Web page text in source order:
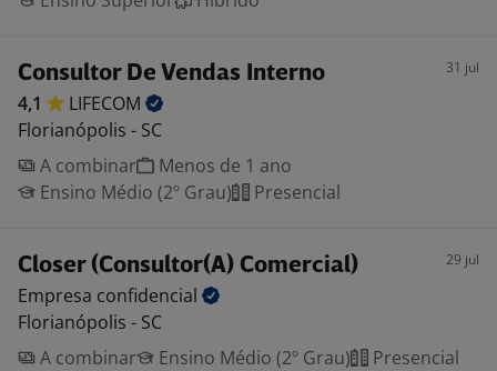
Consultor De Vendas Interno 31 jul
4,1
LIFECOM
Florianópolis - SC
A combinar
Menos de 1 ano
Ensino Médio (2º Grau)
Presencial
Closer (Consultor(A) Comercial) 29 jul
Empresa confidencial
Florianópolis - SC
A combinar
Ensino Médio (2º Grau) Presencial